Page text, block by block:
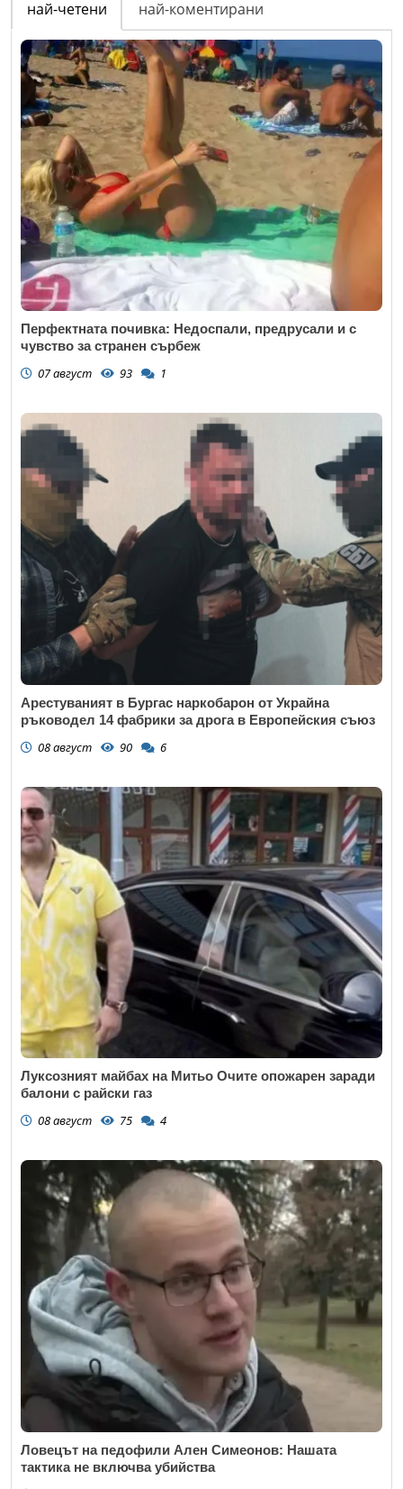
най-четени най-коментирани
Перфектната почивка: Недоспали, предрусали и с
чувство за странен сърбеж
07 август 93 1
Арестуваният в Бургас наркобарон от Украйна
ръководел 14 фабрики за дрога в Европейския съюз
08 август 90 6
Луксозният майбах на Митьо Очите опожарен заради
балони с райски газ
08 август 75 4
Ловецът на педофили Ален Симеонов: Нашата
тактика не включва убийства